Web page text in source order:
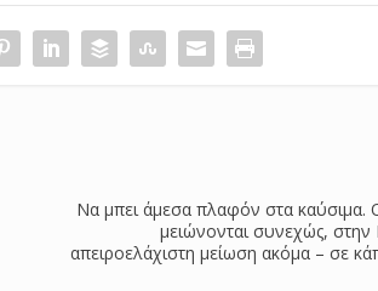
Να μπει άμεσα πλαφόν στα καύσιμα.
μειώνονται συνεχώς, στην
απειροελάχιστη μείωση ακόμα – σε